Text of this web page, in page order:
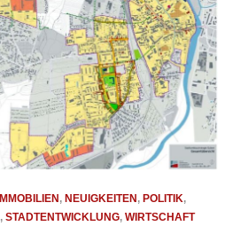
IMMOBILIEN , NEUIGKEITEN , POLITIK,
,STADTENTWICKLUNG,WIRTSCHAFT